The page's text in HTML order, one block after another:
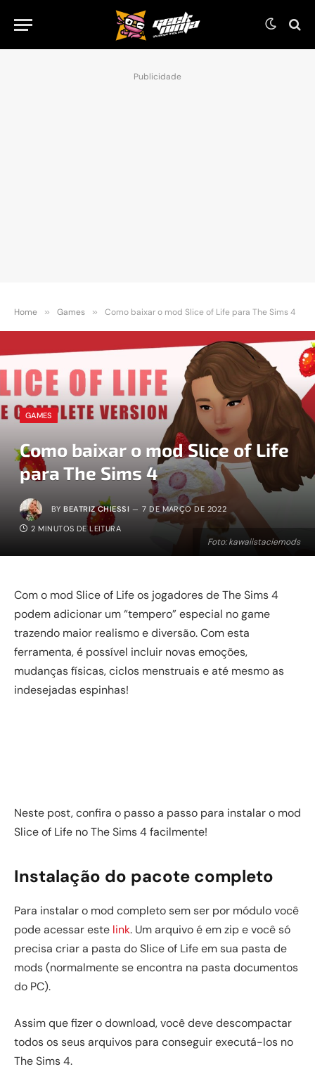
Publicidade
Home » Games » Como baixar o mod Slice of Life para The Sims 4
Foto: kawaiistaciemods
GAMES
Como baixar o mod Slice of Life
para The Sims 4
BY BEATRIZ CHIESSI 7 DE MARÇO DE 2022
2 MINUTOS DE LEITURA
Com o mod Slice of Life os jogadores de The Sims 4
podem adicionar um “tempero” especial no game
trazendo maior realismo e diversão. Com esta
ferramenta, é possível incluir novas emoções,
mudanças físicas, ciclos menstruais e até mesmo as
indesejadas espinhas!
Neste post, confira o passo a passo para instalar o mod
Slice of Life no The Sims 4 facilmente!
Instalação do pacote completo
Para instalar o mod completo sem ser por módulo você
pode acessar este link. Um arquivo é em zip e você só
precisa criar a pasta do Slice of Life em sua pasta de
mods (normalmente se encontra na pasta documentos
do PC).
Assim que fizer o download, você deve descompactar
todos os seus arquivos para conseguir executá-los no
The Sims 4.